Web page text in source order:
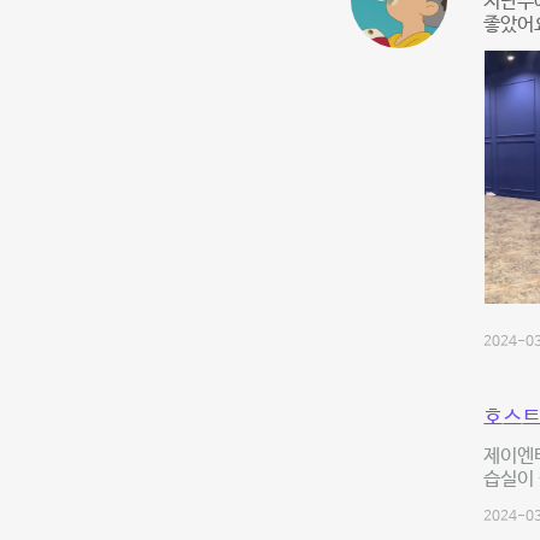
좋았어
2024-
호스
제이엔
습실이
2024-